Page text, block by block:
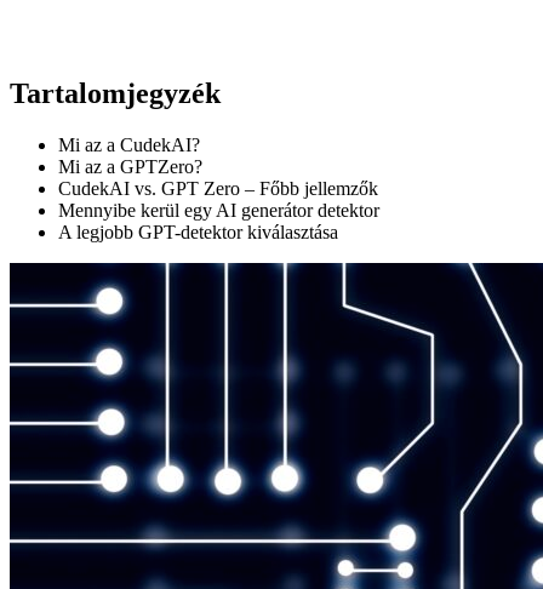
Tartalomjegyzék
Mi az a CudekAI?
Mi az a GPTZero?
CudekAI vs. GPT Zero – Főbb jellemzők
Mennyibe kerül egy AI generátor detektor
A legjobb GPT-detektor kiválasztása